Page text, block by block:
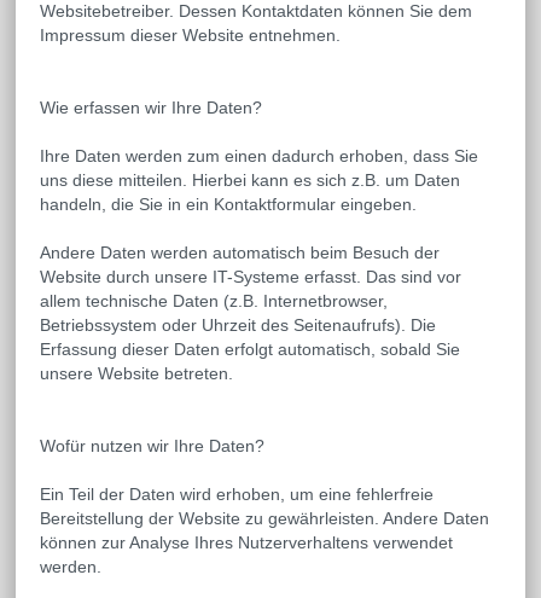
Websitebetreiber. Dessen Kontaktdaten können Sie dem
Impressum dieser Website entnehmen.
Wie erfassen wir Ihre Daten?
Ihre Daten werden zum einen dadurch erhoben, dass Sie
uns diese mitteilen. Hierbei kann es sich z.B. um Daten
handeln, die Sie in ein Kontaktformular eingeben.
Andere Daten werden automatisch beim Besuch der
Website durch unsere IT-Systeme erfasst. Das sind vor
allem technische Daten (z.B. Internetbrowser,
Betriebssystem oder Uhrzeit des Seitenaufrufs). Die
Erfassung dieser Daten erfolgt automatisch, sobald Sie
unsere Website betreten.
Wofür nutzen wir Ihre Daten?
Ein Teil der Daten wird erhoben, um eine fehlerfreie
Bereitstellung der Website zu gewährleisten. Andere Daten
können zur Analyse Ihres Nutzerverhaltens verwendet
werden.